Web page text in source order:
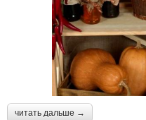
читать дальше →